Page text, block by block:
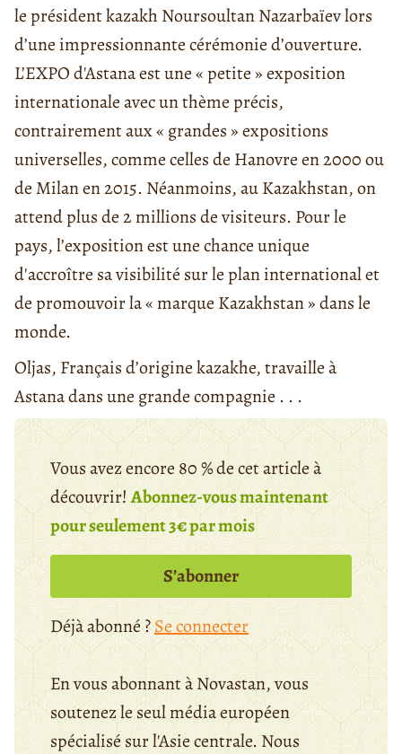
le président kazakh Noursoultan Nazarbaïev lors
d’une impressionnante cérémonie d’ouverture.
L’EXPO d'Astana est une « petite » exposition
internationale avec un thème précis,
contrairement aux « grandes » expositions
universelles, comme celles de Hanovre en 2000 ou
de Milan en 2015. Néanmoins, au Kazakhstan, on
attend plus de 2 millions de visiteurs. Pour le
pays, l’exposition est une chance unique
d'accroître sa visibilité sur le plan international et
de promouvoir la « marque Kazakhstan » dans le
monde.
Oljas, Français d’origine kazakhe, travaille à
Astana dans une grande compagnie . . .
Vous avez encore 80 % de cet article à
découvrir!Abonnez-vous maintenant
pour seulement 3€ par mois
S’abonner
Déjà abonné ?Se connecter
En vous abonnant à Novastan, vous
soutenez le seul média européen
spécialisé sur l'Asie centrale. Nous